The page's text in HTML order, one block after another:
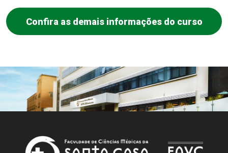
Confira as demais informações do curso